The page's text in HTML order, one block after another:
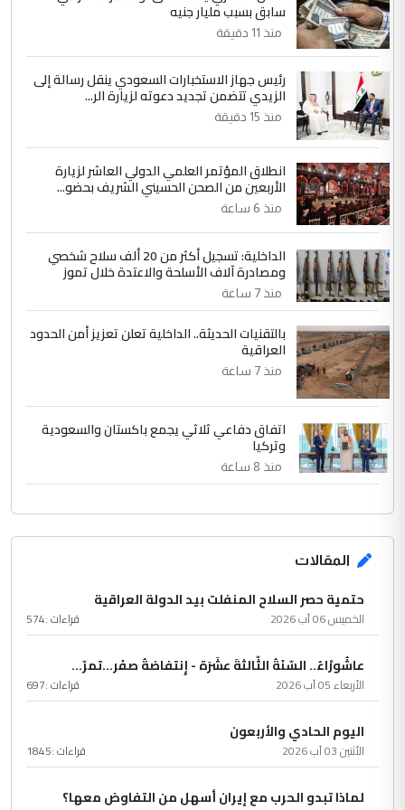
الموضوع :
الجواهري يرد على صدام حسين سل
مضجعيك يابن الزنا (نص كامل)
سردار
التعليق : واحد من عصابة علي ماما يسقط
جنسية الرافد الثالث للعراق ومن اصول عريقة
ابا فرات ...
الموضوع :
الجواهري يرد على صدام حسين سل
مضجعيك يابن الزنا (نص كامل)
سابق بسبب مليار جنيه
منذ 11 دقيقة
رئيس جهاز الاستخبارات السعودي ينقل رسالة إلى
الزيدي تتضمن تجديد دعوته لزيارة الر...
منذ 15 دقيقة
انطلاق المؤتمر العلمي الدولي العاشر لزيارة
الأربعين من الصحن الحسيني الشريف بحضو...
منذ 6 ساعة
الداخلية: تسجيل أكثر من 20 ألف سلاح شخصي
ومصادرة آلاف الأسلحة والاعتدة خلال تموز
منذ 7 ساعة
بالتقنيات الحديثة.. الداخلية تعلن تعزيز أمن الحدود
العراقية
منذ 7 ساعة
اتفاق دفاعي ثلاثي يجمع باكستان والسعودية
وتركيا
منذ 8 ساعة
المقالات
حتمية حصر السلاح المنفلت بيد الدولة العراقية
الخميس 06 آب 2026 قراءات :574
عاشُورْاءُ.. السّنَةُ الثّالثةَ عشَرَة - إِنتفاضةُ صفَر…تمرّ...
الأربعاء 05 آب 2026 قراءات :697
اليوم الحادي والأربعون
الأثنين 03 آب 2026 قراءات :1845
لماذا تبدو الحرب مع إيران أسهل من التفاوض معها؟